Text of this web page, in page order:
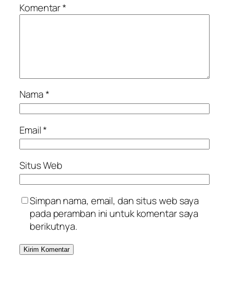
Komentar*
Nama*
Email*
Situs Web
Simpan nama, email, dan situs web saya
pada peramban ini untuk komentar saya
berikutnya.